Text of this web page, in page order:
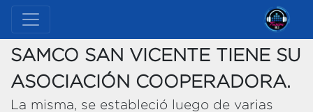
SAMCO SAN VICENTE TIENE SU
ASOCIACIÓN COOPERADORA.
La misma, se estableció luego de varias